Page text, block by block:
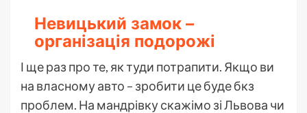
Невицький замок –
організація подорожі
І ще раз про те, як туди потрапити. Якщо ви
на власному авто – зробити це буде бкз
проблем. На мандрівку скажімо зі Львова чи